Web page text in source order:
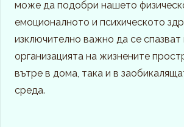
може да подобри нашето
емоционалното и психическото
изключително важно да се спазват
организацията на жизнените
вътре в дома, така и в
среда.